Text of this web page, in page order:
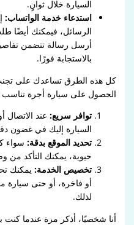
السيارة خلال ثوانٍ.
استدعاء خدمة الواتساب:
الرسائل، فيمكنك أيضًا
أرسل رسالة تتضمن
بالاستجابة فورًا.
كل هذه الطرق تساعدك على
الحصول على سيارة أجرة تناسب
توافر سريع: عند الاتصال
السيارة إليك في غضون
تحديد الموقع بدقة: سواء
حيوية، يمكنك التأكد من
تخصيص الخدمة: يمكنك
أو فاخرة، أو حتى سيارة
لذلك.
أنا شخصيًا، أذكر مرة عندما كنت